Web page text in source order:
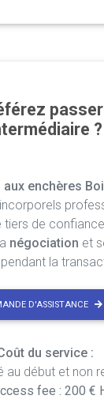
?
enchères
tiers de
négociation et
pendant la
D'ASSISTANCE
du service :
au début et non
fee : 200 €